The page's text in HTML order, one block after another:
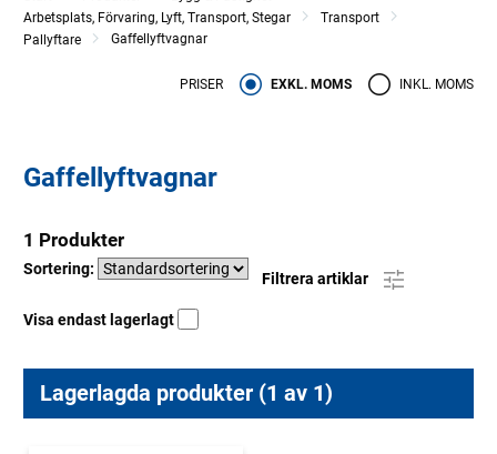
Arbetsplats, Förvaring, Lyft, Transport, Stegar
Transport
Pallyftare
Gaffellyftvagnar
PRISER EXKL. MOMS INKL. MOMS
Gaffellyftvagnar
1 Produkter
Sortering:
Filtrera artiklar
Visa endast lagerlagt
Lagerlagda produkter (1 av 1)